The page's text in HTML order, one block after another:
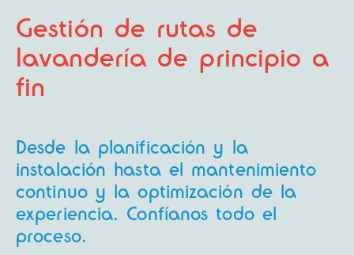
Gestión de rutas de
lavandería de principio a
fin
Desde la planificación y la
instalación hasta el mantenimiento
continuo y la optimización de la
experiencia. Confíanos todo el
proceso.